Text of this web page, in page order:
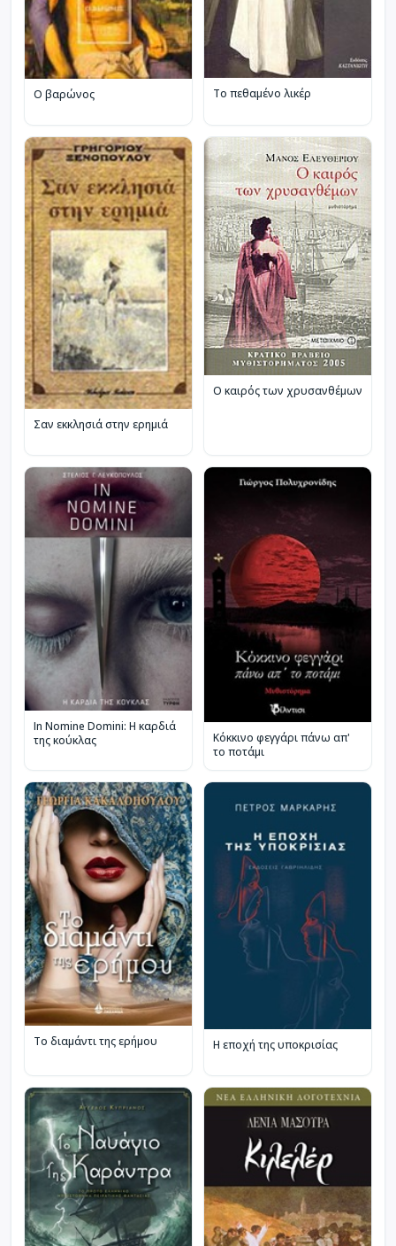
Ο βαρώνος Το πεθαμένο λικέρ
Σαν εκκλησιά στην ερημιά
Ο καιρός των χρυσανθέμων
In Nomine Domini: Η καρδιά
της κούκλας
Κόκκινο φεγγάρι πάνω απ'
το ποτάμι
Το διαμάντι της ερήμου Η εποχή της υποκρισίας